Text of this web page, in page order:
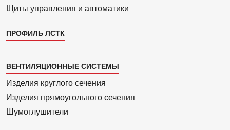
Щиты управления и автоматики
ПРОФИЛЬ ЛСТК
Каталог
4
ВЕНТИЛЯЦИОННЫЕ СИСТЕМЫ
Изделия круглого сечения
Изделия прямоуголь­ного сечения
Шумоглушители